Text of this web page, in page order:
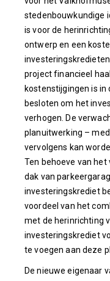
stedenbouwkundige
is voor de
ontwerp en een
project financieel
kostenstijgingen is
besloten om het
verhogen. De
planuitwerking –
vervolgens kan
Ten behoeve van het
dak van
investeringskrediet
voordeel van het
met de herinrichting
investeringskrediet
te voegen aan deze
De nieuwe eigenaar